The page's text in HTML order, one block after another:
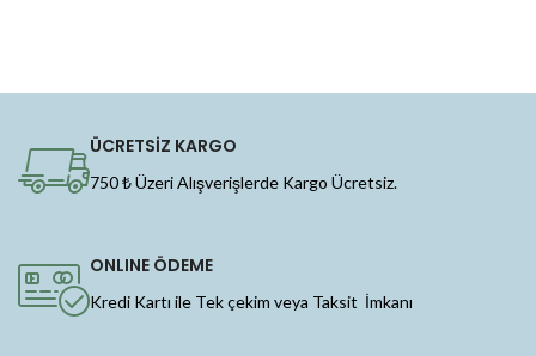
ÜCRETSİZ KARGO
750 ₺ Üzeri Alışverişlerde Kargo Ücretsiz.
ONLINE ÖDEME
Kredi Kartı ile Tek çekim veya Taksit İmkanı